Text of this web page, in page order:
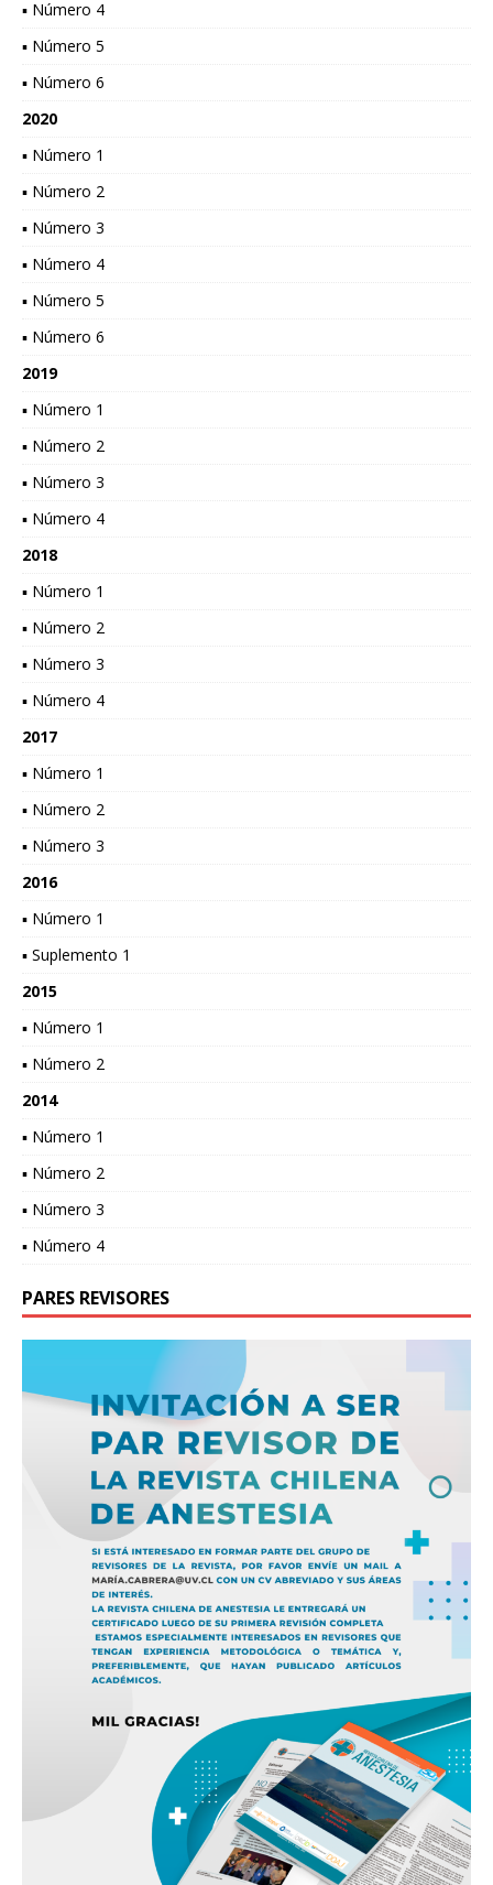
▪ Número 4
▪ Número 5
▪ Número 6
2020
▪ Número 1
▪ Número 2
▪ Número 3
▪ Número 4
▪ Número 5
▪ Número 6
2019
▪ Número 1
▪ Número 2
▪ Número 3
▪ Número 4
2018
▪ Número 1
▪ Número 2
▪ Número 3
▪ Número 4
2017
▪ Número 1
▪ Número 2
▪ Número 3
2016
▪ Número 1
▪ Suplemento 1
2015
▪ Número 1
▪ Número 2
2014
▪ Número 1
▪ Número 2
▪ Número 3
▪ Número 4
PARES REVISORES